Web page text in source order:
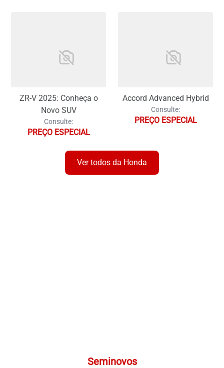
ZR-V 2025: Conheça o
Novo SUV
Consulte:
PREÇO ESPECIAL
Accord Advanced Hybrid
Consulte:
PREÇO ESPECIAL
Ver todos da Honda
Seminovos